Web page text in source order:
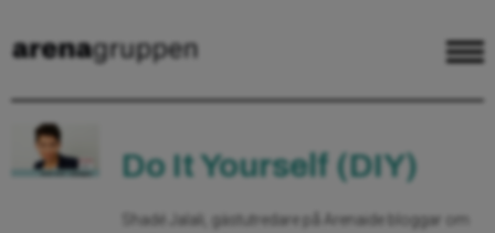
Do It Yourself (DIY)
Shadé Jalali, gästutredare på Arenaide bloggar om